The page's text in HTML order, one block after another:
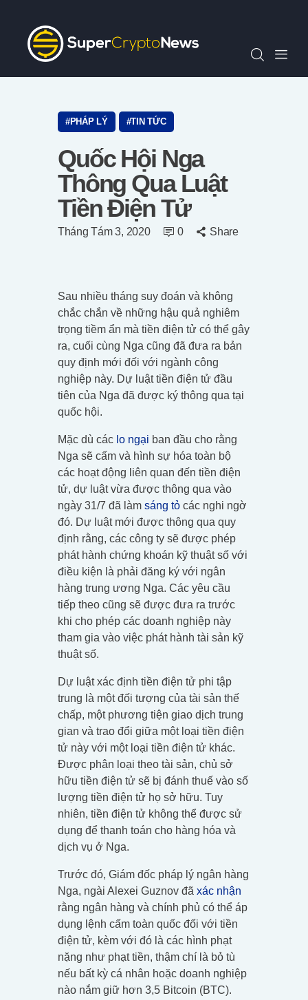
Chỉ Số SCN30
Tin Tức
Quan Điểm
Video
Tiếng Việt
PHÁP LÝ TIN TỨC
Quốc Hội Nga
Thông Qua Luật
Tiền Điện Tử
Tháng Tám 3, 2020 0 Share
Sau nhiều tháng suy đoán và không
chắc chắn về những hậu quả nghiêm
trọng tiềm ẩn mà tiền điện tử có thể gây
ra, cuối cùng Nga cũng đã đưa ra bản
quy định mới đối với ngành công
nghiệp này. Dự luật tiền điện tử đầu
tiên của Nga đã được ký thông qua tại
quốc hội.
Mặc dù các lo ngại ban đầu cho rằng
Nga sẽ cấm và hình sự hóa toàn bộ
các hoạt động liên quan đến tiền điện
tử, dự luật vừa được thông qua vào
ngày 31/7 đã làm sáng tỏ các nghi ngờ
đó. Dự luật mới được thông qua quy
định rằng, các công ty sẽ được phép
phát hành chứng khoán kỹ thuật số với
điều kiện là phải đăng ký với ngân
hàng trung ương Nga. Các yêu cầu
tiếp theo cũng sẽ được đưa ra trước
khi cho phép các doanh nghiệp này
tham gia vào việc phát hành tài sản kỹ
thuật số.
Dự luật xác định tiền điện tử phi tập
trung là một đối tượng của tài sản thế
chấp, một phương tiện giao dịch trung
gian và trao đổi giữa một loại tiền điện
tử này với một loại tiền điện tử khác.
Được phân loại theo tài sản, chủ sở
hữu tiền điện tử sẽ bị đánh thuế vào số
lượng tiền điện tử họ sở hữu. Tuy
nhiên, tiền điện tử không thể được sử
dụng để thanh toán cho hàng hóa và
dịch vụ ở Nga.
Trước đó, Giám đốc pháp lý ngân hàng
Nga, ngài Alexei Guznov đã xác nhận
rằng ngân hàng và chính phủ có thể áp
dụng lệnh cấm toàn quốc đối với tiền
điện tử, kèm với đó là các hình phạt
nặng như phạt tiền, thậm chí là bỏ tù
nếu bất kỳ cá nhân hoặc doanh nghiệp
nào nắm giữ hơn 3,5 Bitcoin (BTC).